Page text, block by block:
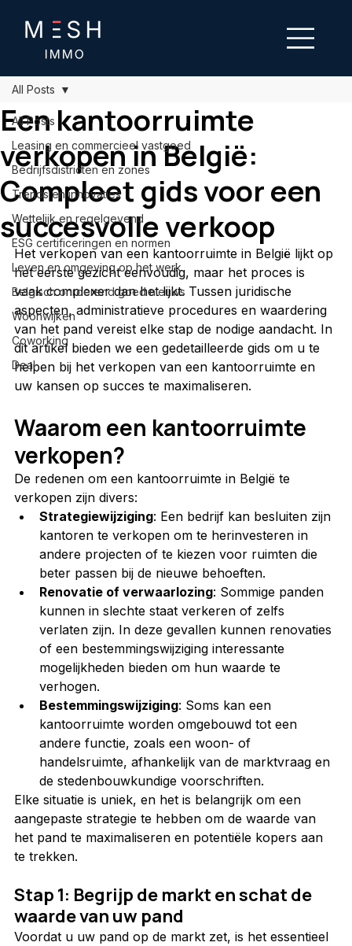
All Posts
Leasing en commercieel vastgoed
Bedrijfsdistricten en zones
Trends en innovaties
Wettelijk en regelgevend
ESG certificeringen en normen
Leven en omgeving op het werk
Belgisch onroerend goed nieuws
Woonwijken
Coworking
Deal
All Posts
Een kantoorruimte
verkopen in België:
Compleet gids voor een
succesvolle verkoop
Het verkopen van een kantoorruimte in België lijkt op
het eerste gezicht eenvoudig, maar het proces is
vaak complexer dan het lijkt. Tussen juridische
aspecten, administratieve procedures en waardering
van het pand vereist elke stap de nodige aandacht. In
dit artikel bieden we een gedetailleerde gids om u te
helpen bij het verkopen van een kantoorruimte en
uw kansen op succes te maximaliseren.
Waarom een kantoorruimte
verkopen?
De redenen om een kantoorruimte in België te
verkopen zijn divers:
Strategiewijziging: Een bedrijf kan besluiten zijn
kantoren te verkopen om te herinvesteren in
andere projecten of te kiezen voor ruimten die
beter passen bij de nieuwe behoeften.
Renovatie of verwaarlozing: Sommige panden
kunnen in slechte staat verkeren of zelfs
verlaten zijn. In deze gevallen kunnen renovaties
of een bestemmingswijziging interessante
mogelijkheden bieden om hun waarde te
verhogen.
Bestemmingswijziging: Soms kan een
kantoorruimte worden omgebouwd tot een
andere functie, zoals een woon- of
handelsruimte, afhankelijk van de marktvraag en
de stedenbouwkundige voorschriften.
Elke situatie is uniek, en het is belangrijk om een
aangepaste strategie te hebben om de waarde van
het pand te maximaliseren en potentiële kopers aan
te trekken.
Stap 1: Begrijp de markt en schat de
waarde van uw pand
Voordat u uw pand op de markt zet, is het essentieel